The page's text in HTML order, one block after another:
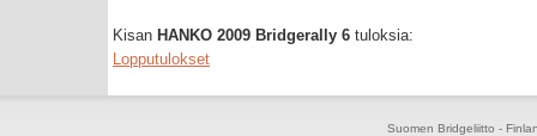
Kisan HANKO 2009 Bridgerally 6 tuloksia:
Lopputulokset
Suomen Bridgeliitto -